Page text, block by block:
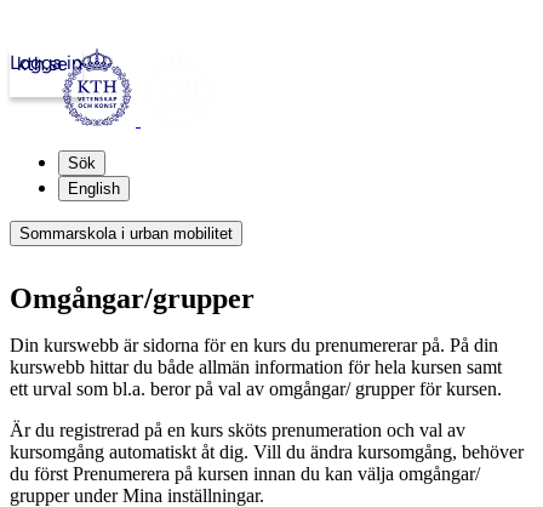
kth.se
Logga in
Sök
English
Sommarskola i urban mobilitet
Omgångar/grupper
Din kurswebb är sidorna för en kurs du prenumererar på. På din
kurswebb hittar du både allmän information för hela kursen samt
ett urval som bl.a. beror på val av omgångar/ grupper för kursen.
Är du registrerad på en kurs sköts prenumeration och val av
kursomgång automatiskt åt dig. Vill du ändra kursomgång, behöver
du först Prenumerera på kursen innan du kan välja omgångar/
grupper under Mina inställningar.